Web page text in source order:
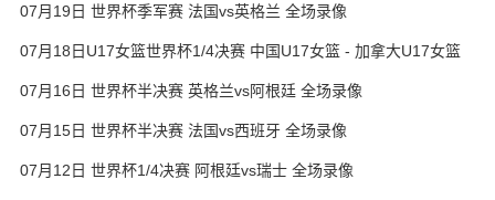
07月19日 世界杯季军赛 法国vs英格兰 全场录像
07月18日U17女篮世界杯1/4决赛 中国U17女篮 - 加拿大U17女篮
录像
07月16日 世界杯半决赛 英格兰vs阿根廷 全场录像
07月15日 世界杯半决赛 法国vs西班牙 全场录像
07月12日 世界杯1/4决赛 阿根廷vs瑞士 全场录像